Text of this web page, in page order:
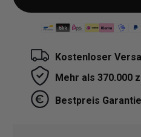
Kostenloser
Mehr als 370.000
Bestpreis Garantie